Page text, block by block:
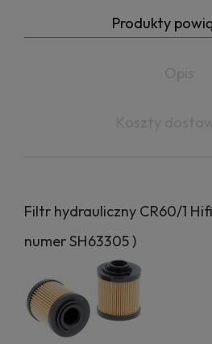
Produkty
Filtr hydrauliczny CR60/1
numer SH63305 )